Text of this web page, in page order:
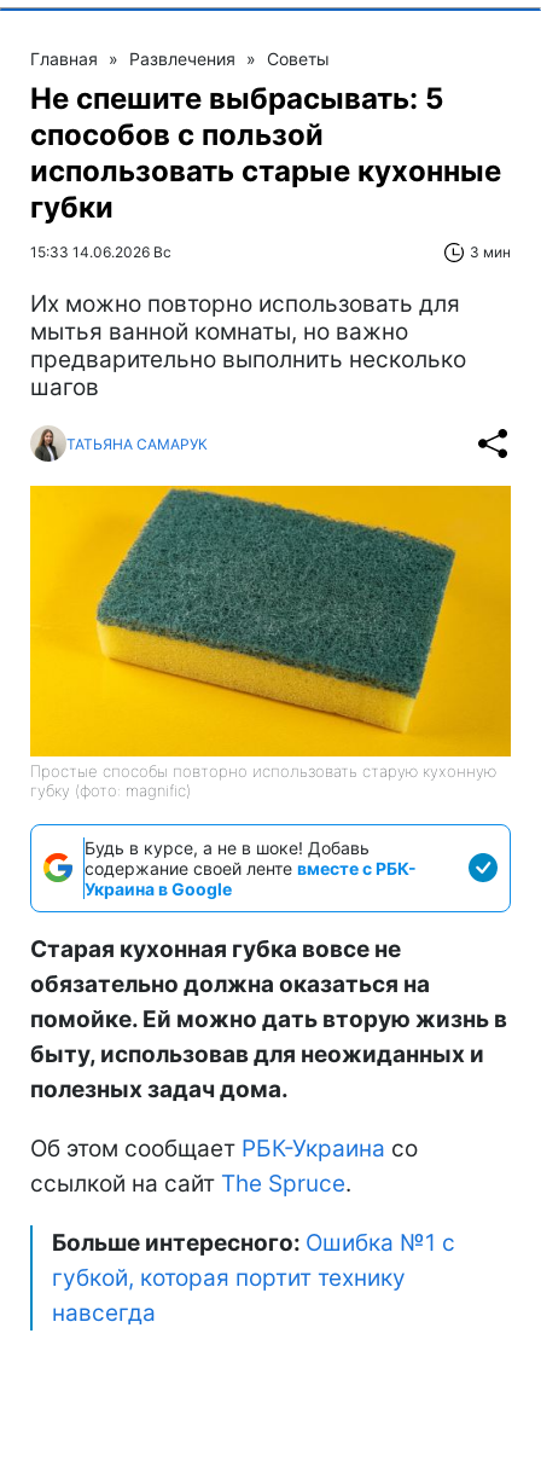
Главная » Развлечения » Советы
Не спешите выбрасывать: 5
способов с пользой
использовать старые кухонные
губки
15:33 14.06.2026 Вс 3 мин
Их можно повторно использовать для
мытья ванной комнаты, но важно
предварительно выполнить несколько
шагов
ТАТЬЯНА САМАРУК
Простые способы повторно использовать старую кухонную
губку (фото: magnific)
Будь в курсе, а не в шоке! Добавь
содержание своей ленте вместе с РБК-
Украина в Google
Старая кухонная губка вовсе не
обязательно должна оказаться на
помойке. Ей можно дать вторую жизнь в
быту, использовав для неожиданных и
полезных задач дома.
Об этом сообщает РБК-Украина со
ссылкой на сайт The Spruce.
Больше интересного: Ошибка №1 с
губкой, которая портит технику
навсегда